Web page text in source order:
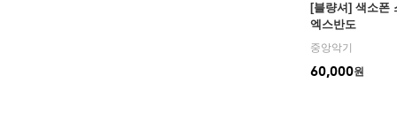
[블량셔] 색소폰
엑스반도
중앙악기
60,000원